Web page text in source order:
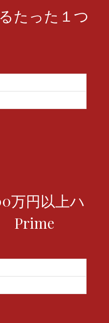
たった１つ
万円以上ハ
Prime